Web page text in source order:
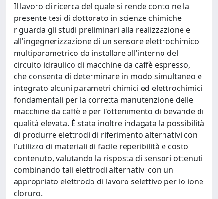
Il lavoro di ricerca del quale si rende conto nella
presente tesi di dottorato in scienze chimiche
riguarda gli studi preliminari alla realizzazione e
all'ingegnerizzazione di un sensore elettrochimico
multiparametrico da installare all'interno del
circuito idraulico di macchine da caffè espresso,
che consenta di determinare in modo simultaneo e
integrato alcuni parametri chimici ed elettrochimici
fondamentali per la corretta manutenzione delle
macchine da caffè e per l'ottenimento di bevande di
qualità elevata. È stata inoltre indagata la possibilità
di produrre elettrodi di riferimento alternativi con
l'utilizzo di materiali di facile reperibilità e costo
contenuto, valutando la risposta di sensori ottenuti
combinando tali elettrodi alternativi con un
appropriato elettrodo di lavoro selettivo per lo ione
cloruro.